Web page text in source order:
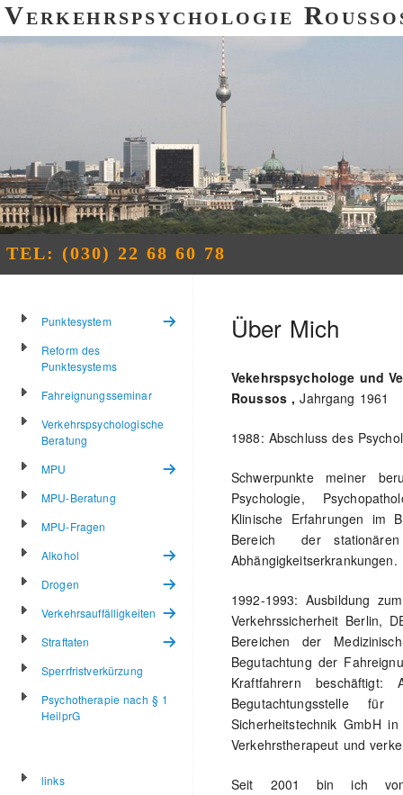
Verkehrspsychologie
TEL: (030) 22 68 60 78
Über Mich
Vekehrspsychologe und
Roussos ,Jahrgang 1961
1988: Abschluss des
Schwerpunkte meiner
Psychologie,
Klinische Erfahrungen im
Bereich der stationären
Abhängigkeitserkrankungen.
1992-1993: Ausbildung
Verkehrssicherheit Berlin,
Bereichen der
Begutachtung der
Kraftfahrern beschäftigt:
Begutachtungsstelle
Sicherheitstechnik GmbH
Verkehrstherapeut und
Seit 2001 bin ich vom
Punktesystem
Reform des
Punktesystems
Fahreignungsseminar
Verkehrspsychologische
Beratung
MPU
MPU-Beratung
MPU-Fragen
Alkohol
Drogen
Verkehrsauffälligkeiten
Straftaten
Sperrfristverkürzung
Psychotherapie nach § 1
HeilprG
links